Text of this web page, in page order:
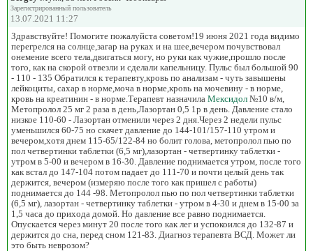
Зарегистрированный пользователь
13.07.2021 11:27
Здравствуйте! Помогите пожалуйста советом!19 июня 2021 года видимо
перегрелся на солнце,загар на руках и на шее,вечером почувствовал
онемение всего тела,двигаться могу, но руки как чужие,прошло после
того, как на скорой отвезли и сделали капельницу. Пульс был большой 90
- 110 - 135 Обратился к терапевту,кровь по анализам - чуть завышены
лейкоциты, сахар в норме,моча в норме,кровь на мочевину - в норме,
кровь на креатинин - в норме.Терапевт назначила Мексидол №10 в/м,
Метопролол 25 мг 2 раза в день,Лазортан 0,5 1р в день. Давление стало
низкое 110-60 - Лазортан отменили через 2 дня.Через 2 недели пульс
уменьшился 60-75 но скачет давление до 144-101/157-110 утром и
вечером,хотя днем 115-65/122-84 но болит голова, метопролол пью по
пол четвертинки таблетки (6,5 мг),лазортан - четвертинку таблетки -
утром в 5-00 и вечером в 16-30. Давление поднимается утром, после того
как встал до 147-104 потом падает до 111-70 и почти целый день так
держится, вечером (измеряю после того как пришел с работы)
поднимается до 144 -98. Метопролол пью по пол четвертинки таблетки
(6,5 мг), лазортан - четвертинку таблетки - утром в 4-30 и днем в 15-00 за
1,5 часа до прихода домой. Но давление все равно поднимается.
Опускается через минут 20 после того как лег и успокоился до 132-87 и
держится до сна, перед сном 121-83. Диагноз терапевта ВСД. Может ли
это быть неврозом?